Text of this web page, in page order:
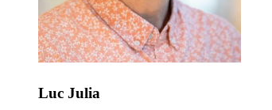
Luc Julia